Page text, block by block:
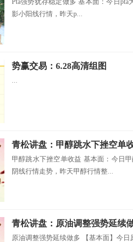
Pta强势犹存稳定做多 基本面：今日pta
影小阳线行情，昨天p...
势赢交易：6.28高清组图
...
青松讲盘：甲醇跳水下挫空单
甲醇跳水下挫空单收益 基本面：今日
阴线行情走势，昨天甲醇行情整...
青松讲盘：原油调整强势延续
原油调整强势延续做多 【基本面】今日